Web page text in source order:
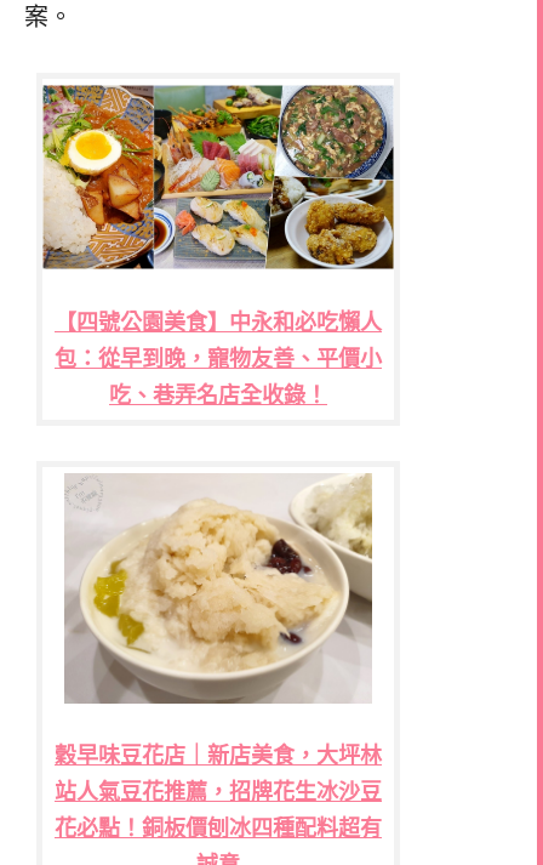
案。
【四號公園美食】中永和必吃懶人
包：從早到晚，寵物友善、平價小
吃、巷弄名店全收錄！
穀早味豆花店｜新店美食，大坪林
站人氣豆花推薦，招牌花生冰沙豆
花必點！銅板價刨冰四種配料超有